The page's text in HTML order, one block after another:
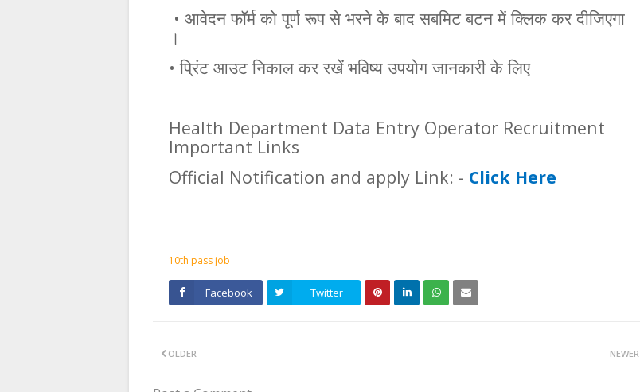
• आवेदन फॉर्म को पूर्ण रूप से भरने के बाद सबमिट बटन में क्लिक कर दीजिएगा
।
•प्रिंट आउट निकाल कर रखें भविष्य उपयोग जानकारी के लिए
Health Department Data Entry Operator Recruitment
Important Links
Official Notification and apply Link: - Click Here
10th pass job
Facebook Twitter
NEWER
OLDER